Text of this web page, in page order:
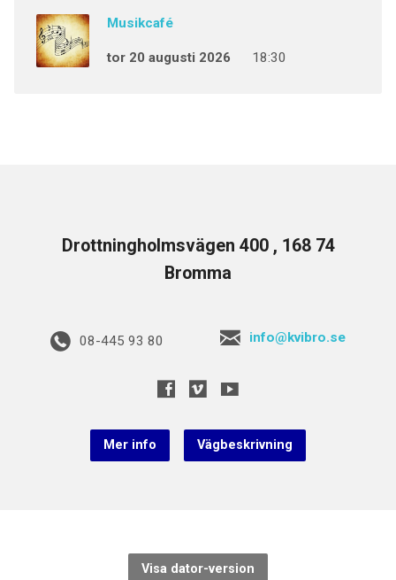
Musikcafé
tor 20 augusti 2026 18:30
Drottningholmsvägen 400 , 168 74
Bromma
08-445 93 80 info@kvibro.se
Mer info Vägbeskrivning
Visa dator-version